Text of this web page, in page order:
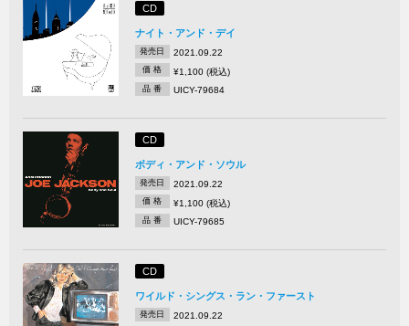
CD
ナイト・アンド・デイ
発売日 2021.09.22
価 格 ¥1,100 (税込)
品 番 UICY-79684
CD
ボディ・アンド・ソウル
発売日 2021.09.22
価 格 ¥1,100 (税込)
品 番 UICY-79685
CD
ワイルド・シングス・ラン・ファースト
発売日 2021.09.22